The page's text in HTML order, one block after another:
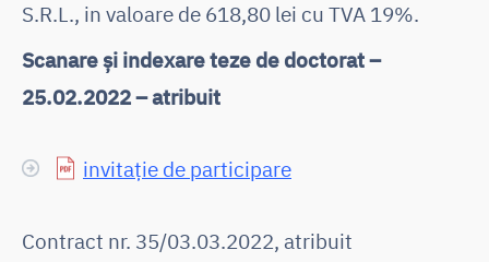
S.R.L., in valoare de 618,80 lei cu TVA 19%.
Scanare și indexare teze de doctorat –
25.02.2022 – atribuit
invitație de participare
Contract nr. 35/03.03.2022, atribuit